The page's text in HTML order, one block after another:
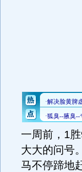
一周前，1
大大的问号
马不停蹄地